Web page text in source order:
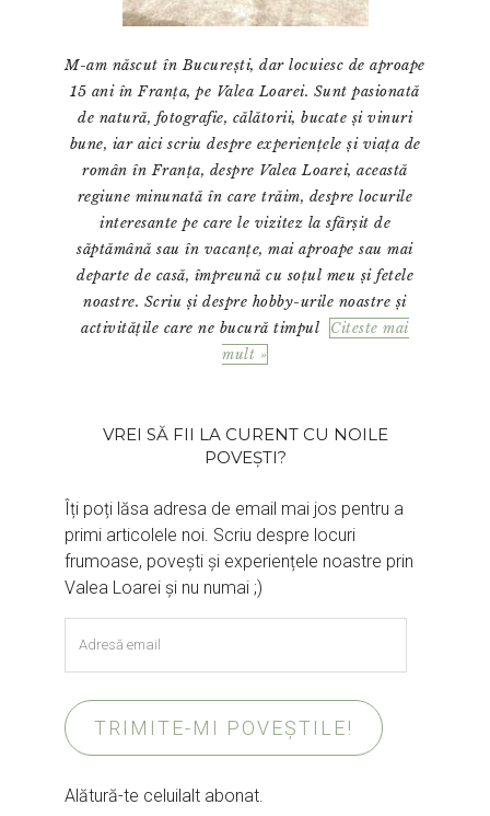
M-am născut în București, dar locuiesc de aproape
15 ani în Franța, pe Valea Loarei. Sunt pasionată
de natură, fotografie, călătorii, bucate și vinuri
bune, iar aici scriu despre experiențele și viața de
român în Franța, despre Valea Loarei, această
regiune minunată în care trăim, despre locurile
interesante pe care le vizitez la sfârșit de
săptămână sau în vacanțe, mai aproape sau mai
departe de casă, împreună cu soțul meu și fetele
noastre. Scriu și despre hobby-urile noastre și
activitățile care ne bucură timpul
Citeste mai
mult »
VREI SĂ FII LA CURENT CU NOILE
POVEȘTI?
Îți poți lăsa adresa de email mai jos pentru a
primi articolele noi. Scriu despre locuri
frumoase, povești și experiențele noastre prin
Valea Loarei și nu numai ;)
email
TRIMITE-MI POVEȘTILE!
Alătură-te celuilalt abonat.